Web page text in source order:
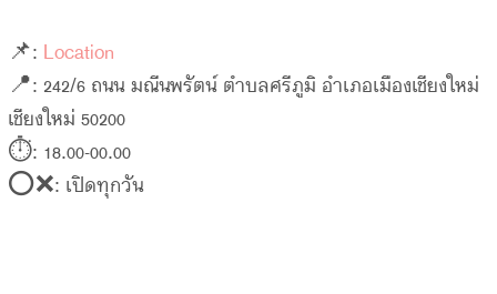
📌: Location
📍: 242/6 ถนน มณีนพรัตน์ ตำบลศรีภูมิ อำเภอเมืองเชียงใหม่
เชียงใหม่ 50200
⏱: 18.00-00.00
⭕️❌: เปิดทุกวัน